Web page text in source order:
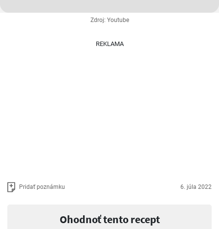
Zdroj: Youtube
REKLAMA
Pridať poznámku 6. júla 2022
Ohodnoť tento recept